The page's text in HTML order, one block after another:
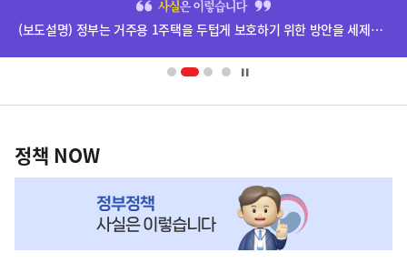
영
(보도설명) 정부는 거주용 1주택을 두텁게 보호하기 위한 방안을 세제개편안에 담았습니다.
책
NOW,
정책 NOW